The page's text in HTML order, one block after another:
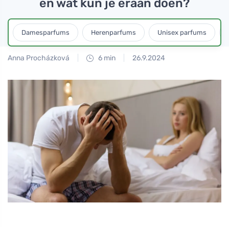
en wat kun je eraan doen?
Damesparfums Herenparfums Unisex parfums
Anna Procházková 6 min 26.9.2024